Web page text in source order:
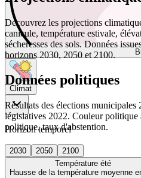
Climat
Horizon temporel
2030 2050
2100
Température été
Hausse de la température moyenne
Découvrez les projections
canicule, température estivale,
sécheresses des sols. Données
horizons 2030, 2050 et 2100.
Données politiques
Résultats des élections
législatives 2022. Couleur politique
politique, taux d'abstention.